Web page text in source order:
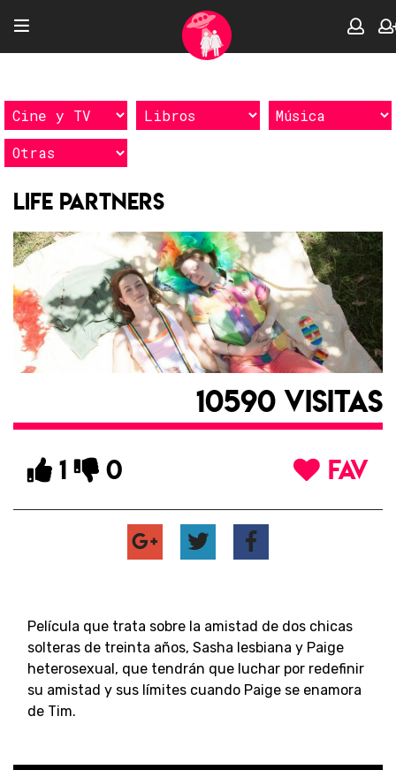
Life Partners
10590 VISITAS
1 0 FAV
Película que trata sobre la amistad de dos chicas
solteras de treinta años, Sasha lesbiana y Paige
heterosexual, que tendrán que luchar por redefinir
su amistad y sus límites cuando Paige se enamora
de Tim.